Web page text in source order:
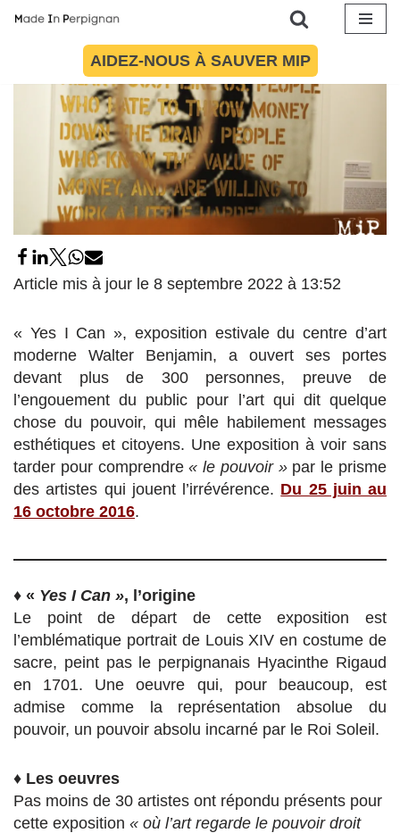
contenu
AIDEZ-NOUS À SAUVER MIP
Article mis à jour le 8 septembre 2022 à 13:52
« Yes I Can », exposition estivale du centre d’art
moderne Walter Benjamin, a ouvert ses portes
devant plus de 300 personnes, preuve de
l’engouement du public pour l’art qui dit quelque
chose du pouvoir, qui mêle habilement messages
esthétiques et citoyens. Une exposition à voir sans
tarder pour comprendre« le pouvoir »par le prisme
des artistes qui jouent l’irrévérence. Du 25 juin au
16 octobre 2016.
♦ « Yes I Can », l’origine
Le point de départ de cette exposition est
l’emblématique portrait de Louis XIV en costume de
sacre, peint pas le perpignanais Hyacinthe Rigaud
en 1701. Une oeuvre qui, pour beaucoup, est
admise comme la représentation absolue du
pouvoir, un pouvoir absolu incarné par le Roi Soleil.
♦ Les oeuvres
Pas moins de 30 artistes ont répondu présents pour
cette exposition « où l’art regarde le pouvoir droit